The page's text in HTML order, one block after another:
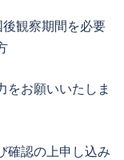
観察期間を必要
をお願いいたしま
確認の上申し込み